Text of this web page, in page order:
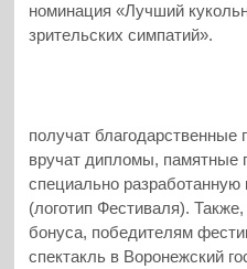
номинация «Лучший
зрительских симпатий».
получат
вручат дипломы, памятные
специально разработанную
(логотип Фестиваля). Также,
бонуса, победителям
спектакль в Воронежский